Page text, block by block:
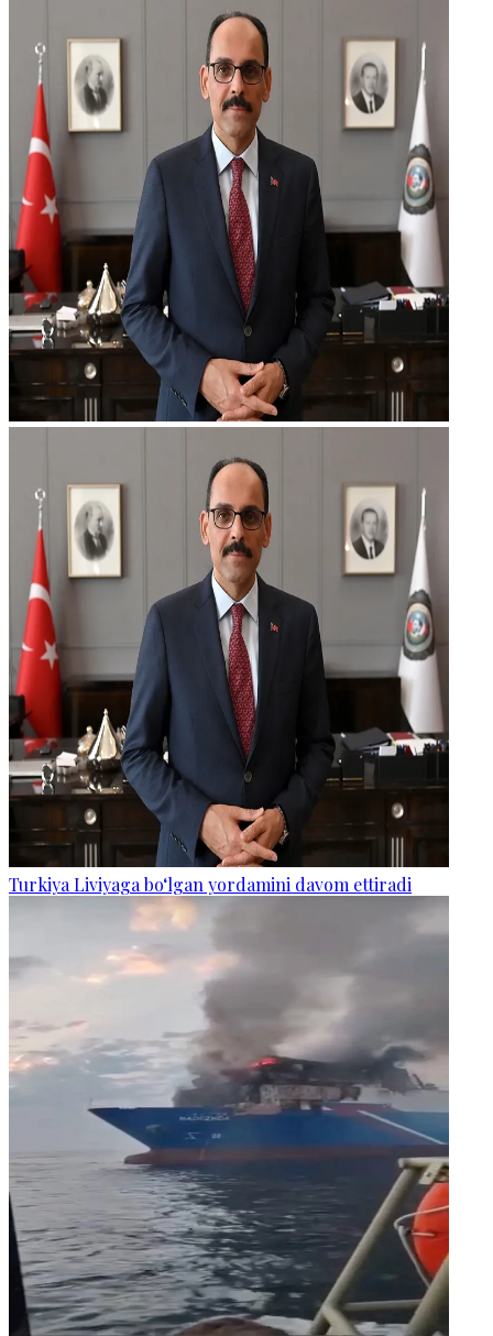
Turkiya Liviyaga bo‘lgan yordamini davom ettiradi